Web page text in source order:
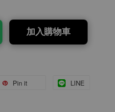
加入購物車
Pin it LINE